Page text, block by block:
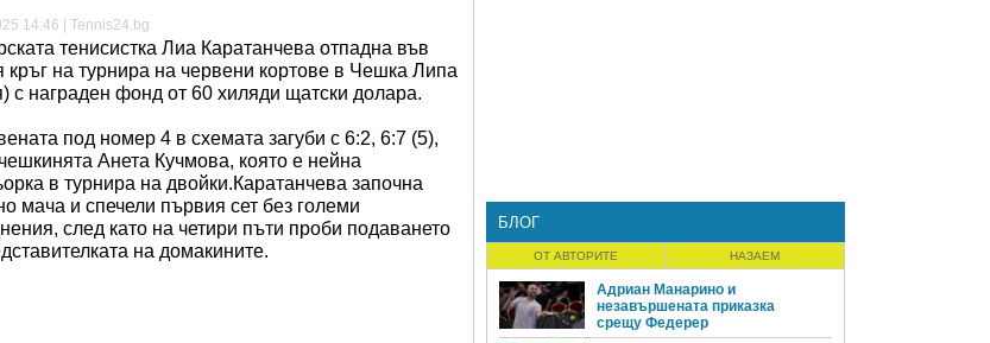
14:46 | Tennis24.bg
тенисистка Лиа Каратанчева отпадна във
кръг на турнира на червени кортове в Чешка Липа
с награден фонд от 60 хиляди щатски долара.
под номер 4 в схемата загуби с 6:2, 6:7 (5),
Анета Кучмова, която е нейна
в турнира на двойки.Каратанчева започна
мача и спечели първия сет без големи
след като на четири пъти проби подаването
на домакините.
БЛОГ
ОТ АВТОРИТЕ НАЗАЕМ
Адриан Манарино и
незавършената приказка
срещу Федерер